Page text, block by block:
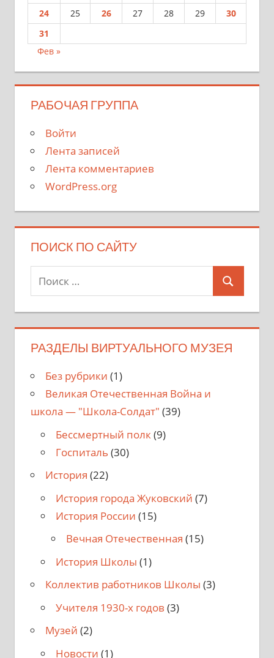
24
25 26 27 28 29
30
31
Фев »
РАБОЧАЯ ГРУППА
Войти
Лента записей
Лента комментариев
WordPress.org
ПОИСК ПО САЙТУ
Поиск
для:
Поиск
РАЗДЕЛЫ ВИРТУАЛЬНОГО МУЗЕЯ
Без рубрики (1)
Великая Отечественная Война и
школа — "Школа-Солдат" (39)
Бессмертный полк(9)
Госпиталь (30)
История (22)
История города Жуковский (7)
История России (15)
Вечная Отечественная (15)
История Школы (1)
Коллектив работников Школы (3)
Учителя 1930-х годов (3)
Музей (2)
Новости (1)